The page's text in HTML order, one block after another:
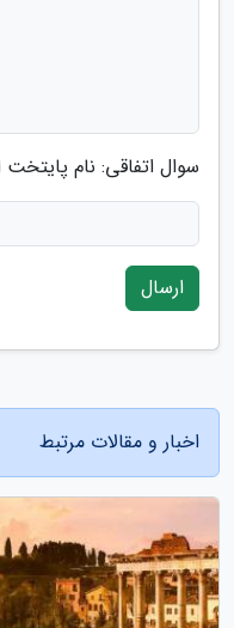
سوال اتفاقی: نام
ارسال
اخبار و مقالات مرتبط